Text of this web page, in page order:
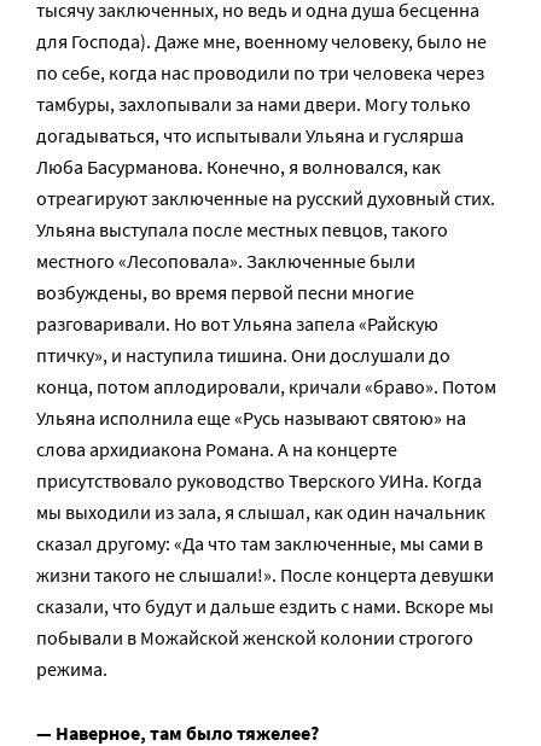
тысячу заключенных, но ведь и одна душа бесценна
для Господа). Даже мне, военному человеку, было не
по себе, когда нас проводили по три человека через
тамбуры, захлопывали за нами двери. Могу только
догадываться, что испытывали Ульяна и гуслярша
Люба Басурманова. Конечно, я волновался, как
отреагируют заключенные на русский духовный стих.
Ульяна выступала после местных певцов, такого
местного «Лесоповала». Заключенные были
возбуждены, во время первой песни многие
разговаривали. Но вот Ульяна запела «Райскую
птичку», и наступила тишина. Они дослушали до
конца, потом аплодировали, кричали «браво». Потом
Ульяна исполнила еще «Русь называют святою» на
слова архидиакона Романа. А на концерте
присутствовало руководство Тверского УИНа. Когда
мы выходили из зала, я слышал, как один начальник
сказал другому: «Да что там заключенные, мы сами в
жизни такого не слышали!». После концерта девушки
сказали, что будут и дальше ездить с нами. Вскоре мы
побывали в Можайской женской колонии строгого
режима.
— Наверное, там было тяжелее?